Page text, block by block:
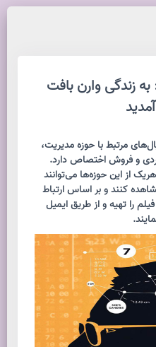
زندگی وارن بافت
مرتبط با حوزه مدیریت،
فردی و فروش اختصاص دارد.
از این حوزه‌ها می‌توانند
کنند و بر اساس ارتباط
را تهیه و از طریق ایمیل